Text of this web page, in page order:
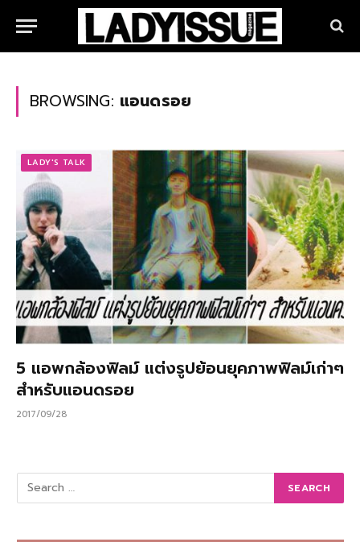
BROWSING: แอนดรอย
LADY'S TALK
5 แอพกล้องฟิลม์ แต่งรูปย้อนยุคภาพฟิลม์เก่าๆ
สำหรับแอนดรอย
2017/09/28